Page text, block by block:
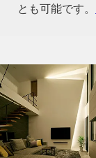
とも可能です。